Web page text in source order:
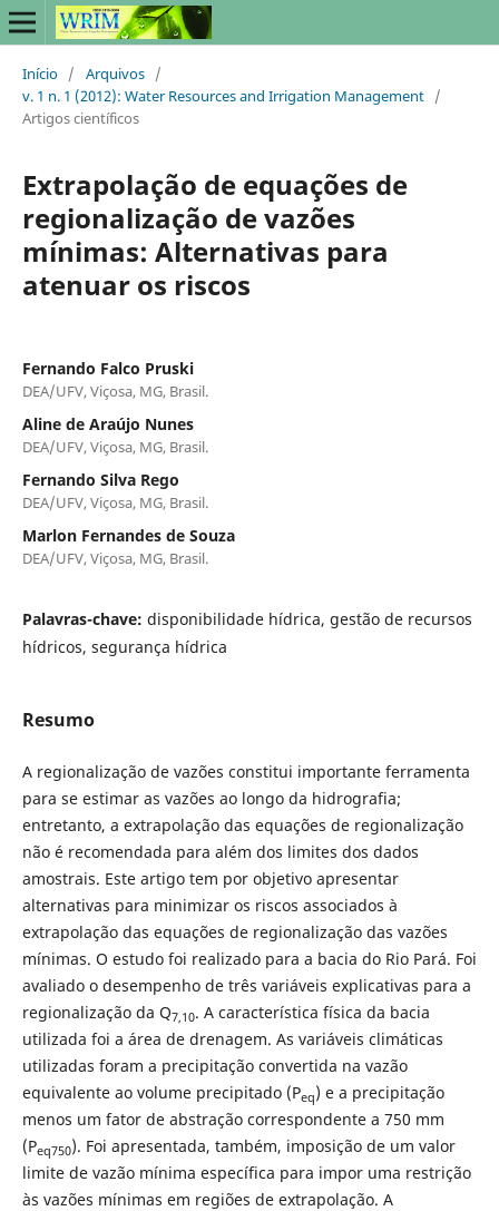
Início / Arquivos /
v. 1 n. 1 (2012): Water Resources and Irrigation Management /
Artigos científicos
Extrapolação de equações de
regionalização de vazões
mínimas: Alternativas para
atenuar os riscos
Fernando Falco Pruski
DEA/UFV, Viçosa, MG, Brasil.
Aline de Araújo Nunes
DEA/UFV, Viçosa, MG, Brasil.
Fernando Silva Rego
DEA/UFV, Viçosa, MG, Brasil.
Marlon Fernandes de Souza
DEA/UFV, Viçosa, MG, Brasil.
Palavras-chave: disponibilidade hídrica, gestão de recursos
hídricos, segurança hídrica
Resumo
A regionalização de vazões constitui importante ferramenta
para se estimar as vazões ao longo da hidrografia;
entretanto, a extrapolação das equações de regionalização
não é recomendada para além dos limites dos dados
amostrais. Este artigo tem por objetivo apresentar
alternativas para minimizar os riscos associados à
extrapolação das equações de regionalização das vazões
mínimas. O estudo foi realizado para a bacia do Rio Pará. Foi
avaliado o desempenho de três variáveis explicativas para a
regionalização da Q7,10. A característica física da bacia
utilizada foi a área de drenagem. As variáveis climáticas
utilizadas foram a precipitação convertida na vazão
equivalente ao volume precipitado (Peq) e a precipitação
menos um fator de abstração correspondente a 750 mm
(Peq750). Foi apresentada, também, imposição de um valor
limite de vazão mínima específica para impor uma restrição
às vazões mínimas em regiões de extrapolação. A